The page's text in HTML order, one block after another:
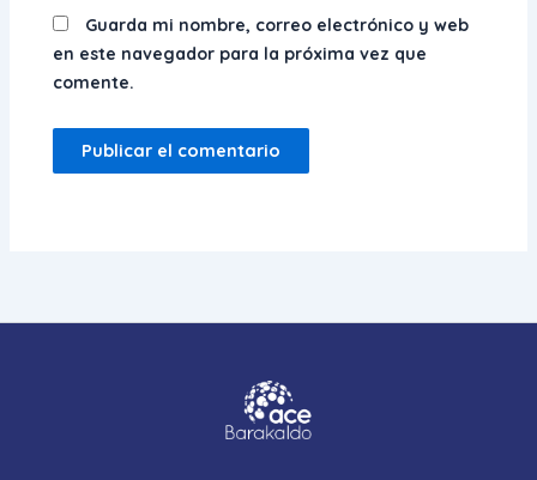
Guarda mi nombre, correo electrónico y web
en este navegador para la próxima vez que
comente.